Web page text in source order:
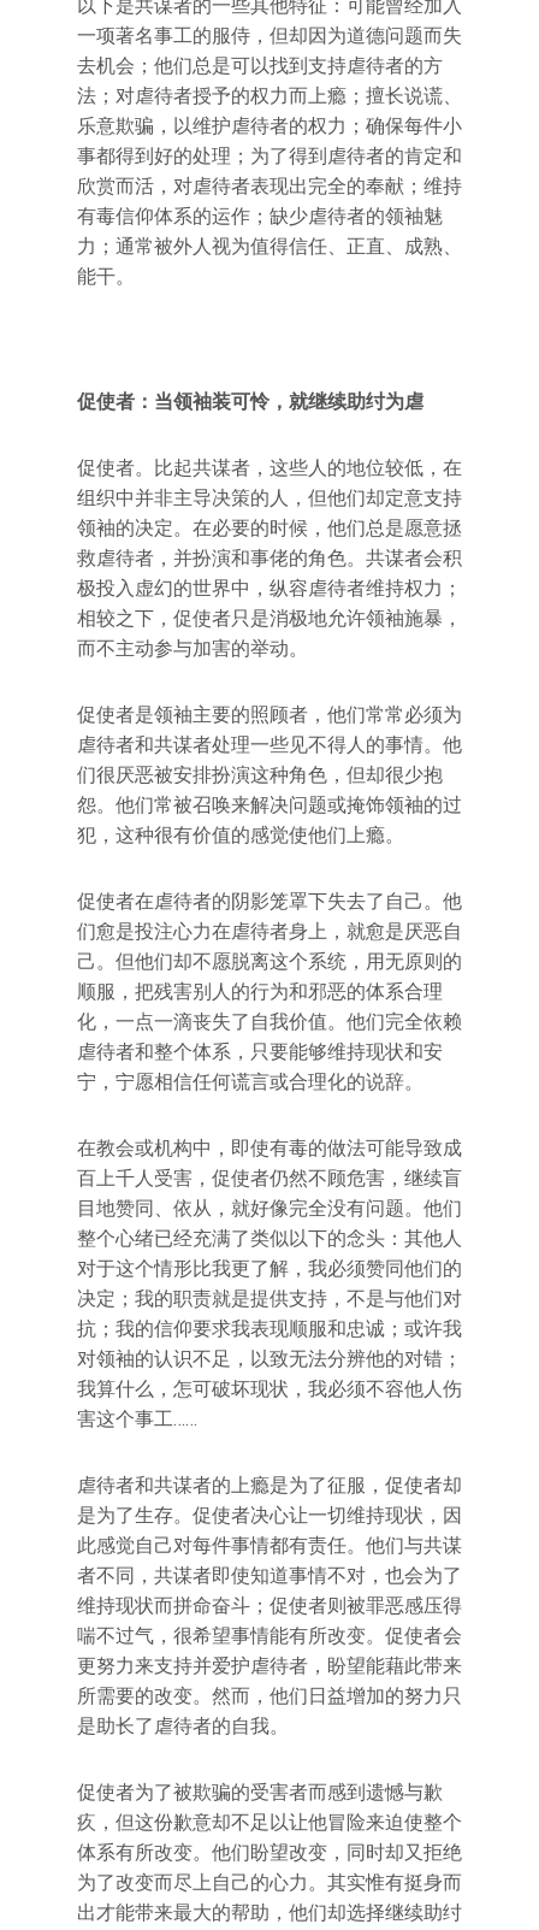
以下是共谋者的一些其他特征：可能曾经加入
一项著名事工的服侍，但却因为道德问题而失
去机会；他们总是可以找到支持虐待者的方
法；对虐待者授予的权力而上瘾；擅长说谎、
乐意欺骗，以维护虐待者的权力；确保每件小
事都得到好的处理；为了得到虐待者的肯定和
欣赏而活，对虐待者表现出完全的奉献；维持
有毒信仰体系的运作；缺少虐待者的领袖魅
力；通常被外人视为值得信任、正直、成熟、
能干。
促使者：当领袖装可怜，就继续助纣为虐
促使者。比起共谋者，这些人的地位较低，在
组织中并非主导决策的人，但他们却定意支持
领袖的决定。在必要的时候，他们总是愿意拯
救虐待者，并扮演和事佬的角色。共谋者会积
极投入虚幻的世界中，纵容虐待者维持权力；
相较之下，促使者只是消极地允许领袖施暴，
而不主动参与加害的举动。
促使者是领袖主要的照顾者，他们常常必须为
虐待者和共谋者处理一些见不得人的事情。他
们很厌恶被安排扮演这种角色，但却很少抱
怨。他们常被召唤来解决问题或掩饰领袖的过
犯，这种很有价值的感觉使他们上瘾。
促使者在虐待者的阴影笼罩下失去了自己。他
们愈是投注心力在虐待者身上，就愈是厌恶自
己。但他们却不愿脱离这个系统，用无原则的
顺服，把残害别人的行为和邪恶的体系合理
化，一点一滴丧失了自我价值。他们完全依赖
虐待者和整个体系，只要能够维持现状和安
宁，宁愿相信任何谎言或合理化的说辞。
在教会或机构中，即使有毒的做法可能导致成
百上千人受害，促使者仍然不顾危害，继续盲
目地赞同、依从，就好像完全没有问题。他们
整个心绪已经充满了类似以下的念头：其他人
对于这个情形比我更了解，我必须赞同他们的
决定；我的职责就是提供支持，不是与他们对
抗；我的信仰要求我表现顺服和忠诚；或许我
对领袖的认识不足，以致无法分辨他的对错；
我算什么，怎可破坏现状，我必须不容他人伤
害这个事工……
虐待者和共谋者的上瘾是为了征服，促使者却
是为了生存。促使者决心让一切维持现状，因
此感觉自己对每件事情都有责任。他们与共谋
者不同，共谋者即使知道事情不对，也会为了
维持现状而拼命奋斗；促使者则被罪恶感压得
喘不过气，很希望事情能有所改变。促使者会
更努力来支持并爱护虐待者，盼望能藉此带来
所需要的改变。然而，他们日益增加的努力只
是助长了虐待者的自我。
促使者为了被欺骗的受害者而感到遗憾与歉
疚，但这份歉意却不足以让他冒险来迫使整个
体系有所改变。他们盼望改变，同时却又拒绝
为了改变而尽上自己的心力。其实惟有挺身而
出才能带来最大的帮助，他们却选择继续助纣